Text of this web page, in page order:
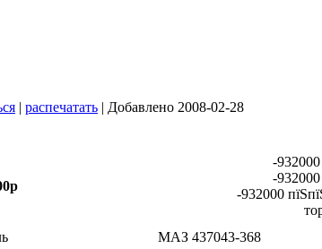
| распечатать | Добавлено 2008-02-28
-
-
-932000
МАЗ 437043-368